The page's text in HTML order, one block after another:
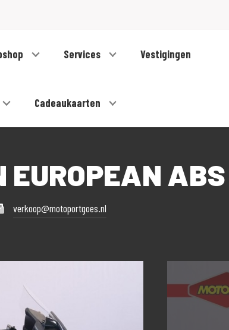
Services Vestigingen
Cadeaukaarten
ABS
verkoop@motoportgoes.nl